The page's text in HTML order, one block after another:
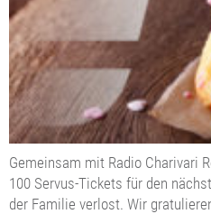
Gemeinsam mit Radio Charivari
100 Servus-Tickets für den
der Familie verlost. Wir